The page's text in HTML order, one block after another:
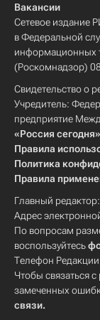
Вакансии
Сетевое издание
в Федеральной
информационных
(Роскомнадзор)
Свидетельство о
Учредитель:
предприятие
«Россия сегодня»
Правила
Политика
Правила
Главный редактор:
Адрес
По вопросам
воспользуйтесь
Телефон
Чтобы связаться
замеченных
связи.